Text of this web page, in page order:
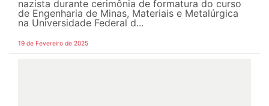
nazista durante cerimônia de formatura do curso
de Engenharia de Minas, Materiais e Metalúrgica
na Universidade Federal d...
19 de Fevereiro de 2025